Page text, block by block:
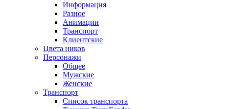
Информация
Разное
Анимации
Транспорт
Клиентские
Цвета ников
Персонажи
Общее
Мужские
Женские
Транспорт
Список транспорта